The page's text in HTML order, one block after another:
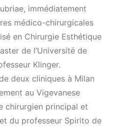
immédiatement
médico-chirurgicales
en Chirurgie Esthétique
de l’Université de
Klinger.
deux cliniques à Milan
au Vigevanese
chirurgien principal et
du professeur Spirito de